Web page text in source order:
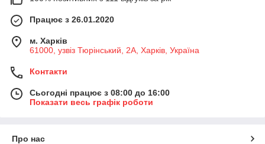
Працює з 26.01.2020
м. Харків
61000, узвіз Тюрінський, 2А, Харків, Україна
Контакти
Сьогодні працює з 08:00 до 16:00
Показати весь графік роботи
Про нас